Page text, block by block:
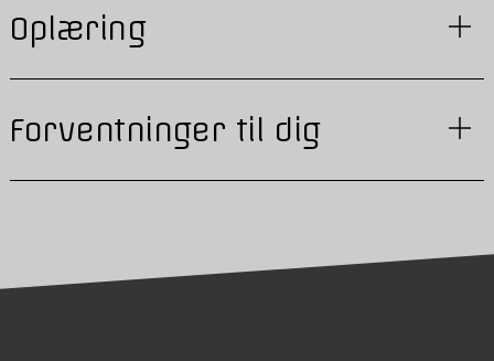
Oplæring
Forventninger til dig